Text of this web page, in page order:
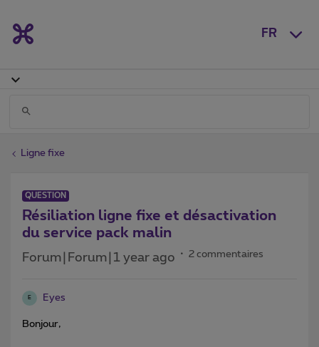
FR
Ligne fixe
QUESTION
Résiliation ligne fixe et désactivation
du service pack malin
Forum|Forum|1 year ago 2 commentaires
E Eyes
Bonjour,